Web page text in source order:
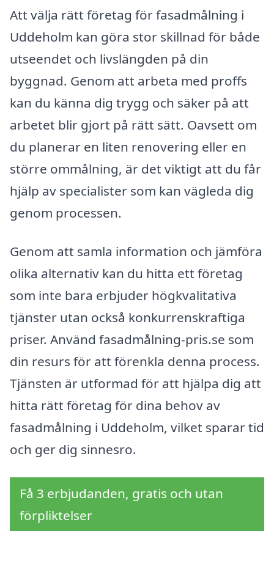
Att välja rätt företag för fasadmålning i
Uddeholm kan göra stor skillnad för både
utseendet och livslängden på din
byggnad. Genom att arbeta med proffs
kan du känna dig trygg och säker på att
arbetet blir gjort på rätt sätt. Oavsett om
du planerar en liten renovering eller en
större ommålning, är det viktigt att du får
hjälp av specialister som kan vägleda dig
genom processen.
Genom att samla information och jämföra
olika alternativ kan du hitta ett företag
som inte bara erbjuder högkvalitativa
tjänster utan också konkurrenskraftiga
priser. Använd fasadmålning-pris.se som
din resurs för att förenkla denna process.
Tjänsten är utformad för att hjälpa dig att
hitta rätt företag för dina behov av
fasadmålning i Uddeholm, vilket sparar tid
och ger dig sinnesro.
Få 3 erbjudanden, gratis och utan
förpliktelser